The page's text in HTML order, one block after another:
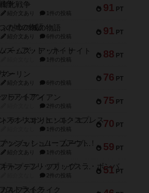
91 PT
南北戦争
紹介文あり 1件の投稿
91 PT
ふたつの城の物語
紹介文あり 6件の投稿
88 PT
ノームズ・アット・ナイト
1件の投稿
76 PT
マーリン
紹介文あり 6件の投稿
75 PT
フラットアイアン
2件の投稿
70 PT
トランスオリエント・エクスプレス
1件の投稿
59 PT
アンブッシュ！：ムーブアウト！
紹介文あり 1件の投稿
51 PT
キャプテン・フリップ：イスラ・ボンバ
2件の投稿
ガルフストライク